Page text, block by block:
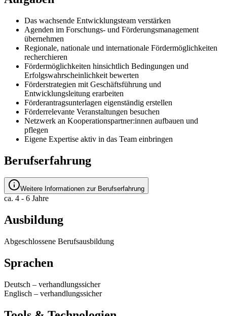
Das wachsende Entwicklungsteam verstärken
Agenden im Forschungs- und Förderungsmanagement
übernehmen
Regionale, nationale und internationale Fördermöglichkeiten
recherchieren
Fördermöglichkeiten hinsichtlich Bedingungen und
Erfolgswahrscheinlichkeit bewerten
Förderstrategien mit Geschäftsführung und
Entwicklungsleitung erarbeiten
Förderantragsunterlagen eigenständig erstellen
Förderrelevante Veranstaltungen besuchen
Netzwerk an Kooperationspartner:innen aufbauen und
pflegen
Eigene Expertise aktiv in das Team einbringen
Berufserfahrung
Weitere Informationen zur Berufserfahrung
ca. 4 - 6 Jahre
Ausbildung
Abgeschlossene Berufsausbildung
Sprachen
Deutsch – verhandlungssicher
Englisch – verhandlungssicher